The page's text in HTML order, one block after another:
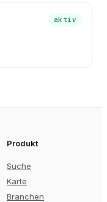
aktiv
Produkt
Suche
Karte
Branchen